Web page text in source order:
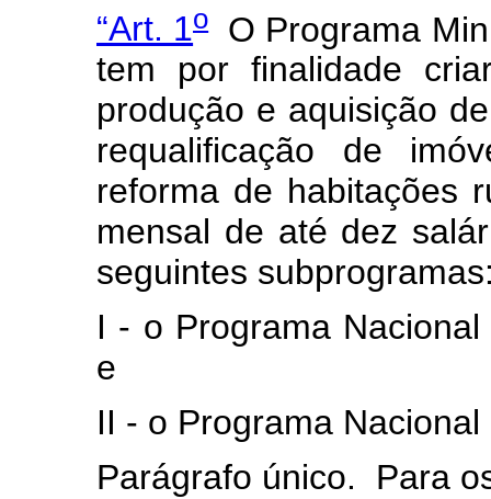
“Art. 1oO Programa
tem por finalidade
produção e aquisição
requalificação de
reforma de habitações
mensal de até dez
seguintes
I - o Programa
e
II - o Programa
Parágrafo único. Para